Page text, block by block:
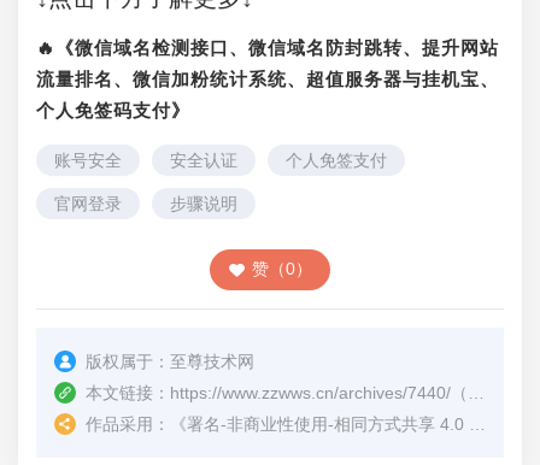
🔥《微信域名检测接口、微信域名防封跳转、提升网站
流量排名、微信加粉统计系统、超值服务器与挂机宝、
个人免签码支付》
账号安全 安全认证 个人免签支付
官网登录 步骤说明
赞（0）
版权属于： 至尊技术网
本文链接： https://www.zzwws.cn/archives/7440/ （转载时请注明本文出处及文章链接）
作品采用：
《署名-非商业性使用-相同方式共享 4.0 国际 (CC BY-NC-SA 4.0)